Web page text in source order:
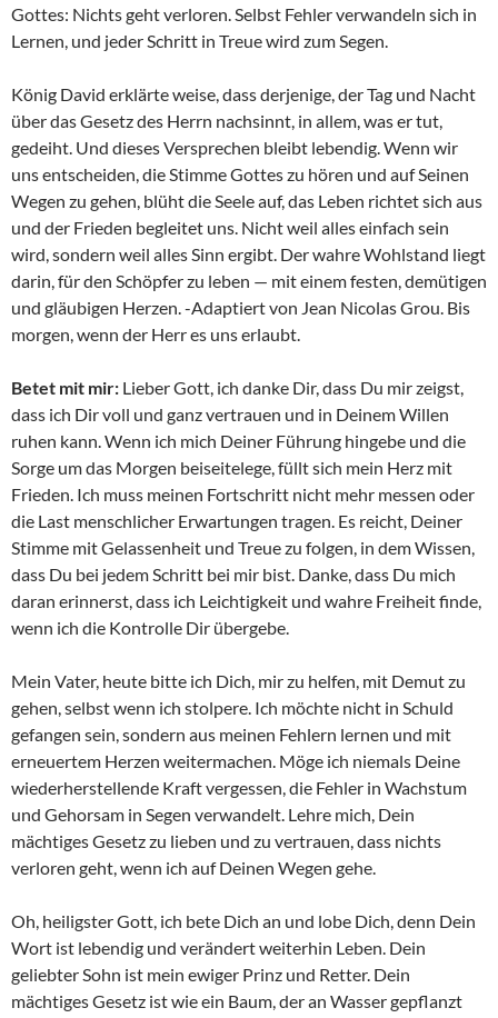
Gottes: Nichts geht verloren. Selbst Fehler verwandeln sich in
Lernen, und jeder Schritt in Treue wird zum Segen.
König David erklärte weise, dass derjenige, der Tag und Nacht
über das Gesetz des Herrn nachsinnt, in allem, was er tut,
gedeiht. Und dieses Versprechen bleibt lebendig. Wenn wir
uns entscheiden, die Stimme Gottes zu hören und auf Seinen
Wegen zu gehen, blüht die Seele auf, das Leben richtet sich aus
und der Frieden begleitet uns. Nicht weil alles einfach sein
wird, sondern weil alles Sinn ergibt. Der wahre Wohlstand liegt
darin, für den Schöpfer zu leben — mit einem festen, demütigen
und gläubigen Herzen. -Adaptiert von Jean Nicolas Grou. Bis
morgen, wenn der Herr es uns erlaubt.
Betet mit mir: Lieber Gott, ich danke Dir, dass Du mir zeigst,
dass ich Dir voll und ganz vertrauen und in Deinem Willen
ruhen kann. Wenn ich mich Deiner Führung hingebe und die
Sorge um das Morgen beiseitelege, füllt sich mein Herz mit
Frieden. Ich muss meinen Fortschritt nicht mehr messen oder
die Last menschlicher Erwartungen tragen. Es reicht, Deiner
Stimme mit Gelassenheit und Treue zu folgen, in dem Wissen,
dass Du bei jedem Schritt bei mir bist. Danke, dass Du mich
daran erinnerst, dass ich Leichtigkeit und wahre Freiheit finde,
wenn ich die Kontrolle Dir übergebe.
Mein Vater, heute bitte ich Dich, mir zu helfen, mit Demut zu
gehen, selbst wenn ich stolpere. Ich möchte nicht in Schuld
gefangen sein, sondern aus meinen Fehlern lernen und mit
erneuertem Herzen weitermachen. Möge ich niemals Deine
wiederherstellende Kraft vergessen, die Fehler in Wachstum
und Gehorsam in Segen verwandelt. Lehre mich, Dein
mächtiges Gesetz zu lieben und zu vertrauen, dass nichts
verloren geht, wenn ich auf Deinen Wegen gehe.
Oh, heiligster Gott, ich bete Dich an und lobe Dich, denn Dein
Wort ist lebendig und verändert weiterhin Leben. Dein
geliebter Sohn ist mein ewiger Prinz und Retter. Dein
mächtiges Gesetz ist wie ein Baum, der an Wasser gepflanzt